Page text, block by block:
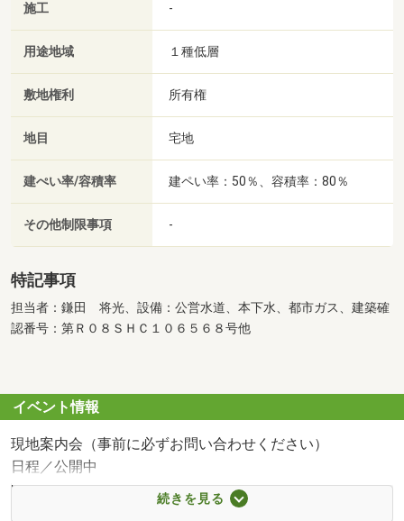
施工 -
用途地域 １種低層
敷地権利 所有権
地目 宅地
建ぺい率/容積率 建ペい率：50％、容積率：80％
その他制限事項 -
特記事項
担当者：鎌田 将光、設備：公営水道、本下水、都市ガス、建築確
認番号：第Ｒ０８ＳＨＣ１０６５６８号他
イベント情報
現地案内会（事前に必ずお問い合わせください）
日程／公開中
時間／10:00～18:00
■現地案内＆モデルハウス案内会開催中■
続きを見る